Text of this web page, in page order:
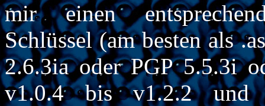
mir einen
Schlüssel (am besten als
2.6.3ia oder PGP 5.5.3i
v1.0.4 bis v1.2.2 und